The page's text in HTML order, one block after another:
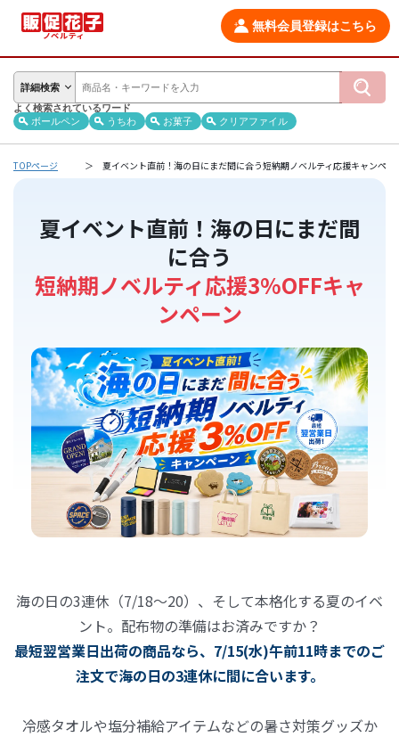
無料会員登録はこちら
詳細検索
よく検索されているワード
ボールペン
うちわ お菓子 クリアファイル
TOPページ 夏イベント直前！海の日にまだ間に合う短納期ノベルティ応援キャンペー
夏イベント直前！海の日にまだ間
に合う
短納期ノベルティ応援3%OFFキャ
ンペーン
海の日の3連休（7/18〜20）、そして本格化する夏のイベ
ント。配布物の準備はお済みですか？
最短翌営業日出荷の商品なら、7/15(水)午前11時までのご
注文で海の日の3連休に間に合います。
冷感タオルや塩分補給アイテムなどの暑さ対策グッズか